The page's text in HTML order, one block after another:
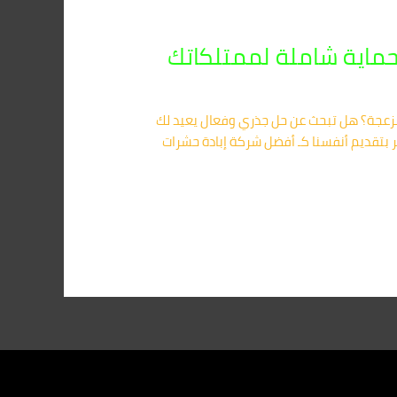
هل تبحث عن حل جذري وفعال يعيد لك
بتقديم أنفسنا كـ أفضل شركة إبادة حشرات